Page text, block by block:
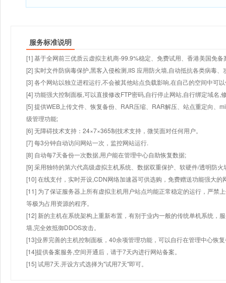
服务标准说明
[1] 基于全网前三优质云虚拟主机商-99.9%稳定、免费试用、香港美国免
[2] 实时文件防病毒保护,黑客入侵检测,IIS 应用防火墙,自动抵抗各类病毒、
[3] 各个网站以独立进程运行,不会被其他站点负载影响,在自己的空间中可
[4] 功能强大控制面板,可以直接修改FTP密码,自行停止网站,自行绑定域名,
[5] 提供WEB上传文件、恢复备份、RAR压缩、RAR解压、站点重定向、
级管理功能;
[6] 无障碍技术支持：24×7×365制技术支持，微笑面对任何用户。
[7] 每3分钟自动访问网站一次，监控网站运行.
[8] 自动每7天备份一次数据,用户能在管理中心自助恢复数据;
[9] 采用独特的第六代高级虚拟主机系统、数据双重保护、软硬件/透明防火
[10] 在线支付，实时开设,CDN网络加速器可供选购，免费赠送功能强大
[11] 为了保证服务器上所有虚拟主机用户站点均能正常稳定的运行，严禁
等极为占用资源的程序。
[12] 新的主机在系统架构上重新布置，有别于业内一般的传统单机系统，
墙,完全效抵御DDOS攻击。
[13]业界完善的主机控制面板，40余项管理功能，可以自行在管理中心恢
[14]提供备案服务,空间开通后，请于7天内进行网站备案。
[15] 试用7天.开设方式选择为"试用7天"即可。